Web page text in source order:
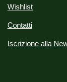
Wishlist
Contatti
Iscrizione alla